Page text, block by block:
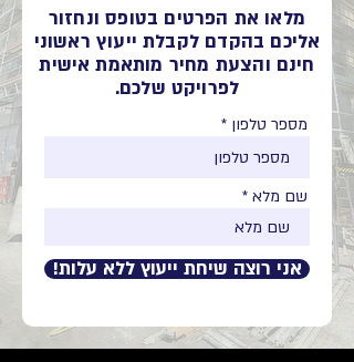
מלאו את הפרטים בטופס ונחזור
אליכם בהקדם לקבלת ייעוץ ראשוני
חינם והצעת מחיר מותאמת אישית
לפרויקט שלכם.
מספר טלפון
שם מלא
אני רוצה שיחת ייעוץ ללא עלות!